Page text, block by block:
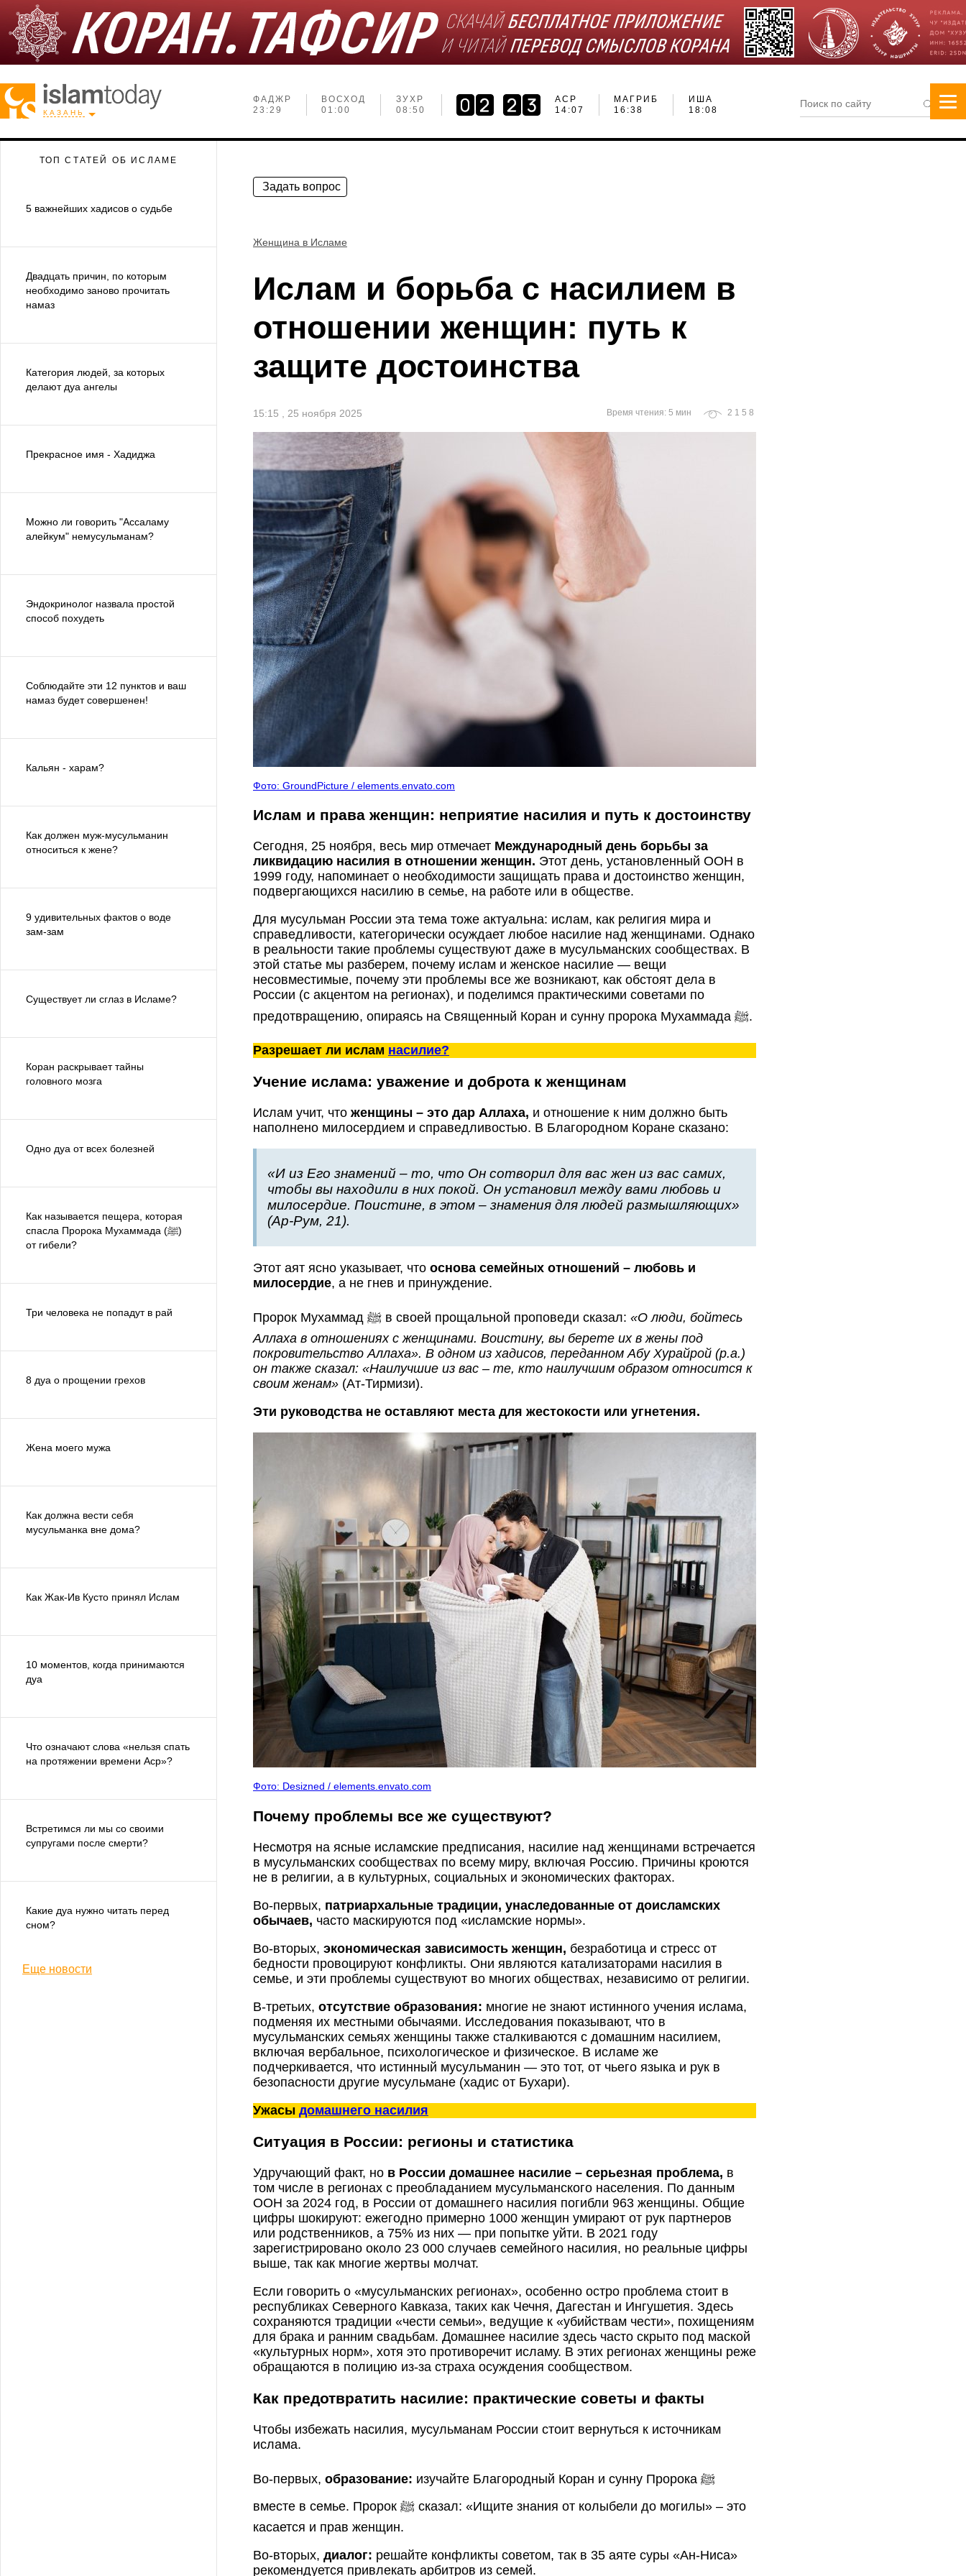
КАЗАНЬ
ФАДЖР
23:29
ВОСХОД
01:00
ЗУХР
08:50
АСР
14:07
МАГРИБ
16:38
ИША
18:08
ТОП СТАТЕЙ ОБ ИСЛАМЕ
5 важнейших хадисов о судьбе
Двадцать причин, по которым
необходимо заново прочитать
намаз
Категория людей, за которых
делают дуа ангелы
Прекрасное имя - Хадиджа
Можно ли говорить "Ассаламу
алейкум" немусульманам?
Эндокринолог назвала простой
способ похудеть
Соблюдайте эти 12 пунктов и ваш
намаз будет совершенен!
Кальян - харам?
Как должен муж-мусульманин
относиться к жене?
9 удивительных фактов о воде
зам-зам
Существует ли сглаз в Исламе?
Коран раскрывает тайны
головного мозга
Одно дуа от всех болезней
Как называется пещера, которая
спасла Пророка Мухаммада (ﷺ)
от гибели?
Три человека не попадут в рай
8 дуа о прощении грехов
Жена моего мужа
Как должна вести себя
мусульманка вне дома?
Как Жак-Ив Кусто принял Ислам
10 моментов, когда принимаются
дуа
Что означают слова «нельзя спать
на протяжении времени Аср»?
Встретимся ли мы со своими
супругами после смерти?
Какие дуа нужно читать перед
сном?
Еще новости
Задать вопрос
Женщина в Исламе
Ислам и борьба с насилием в
отношении женщин: путь к
защите достоинства
15:15 , 25 ноября 2025 Время чтения: 5 мин 2158
Фото: GroundPicture / elements.envato.com
Ислам и права женщин: неприятие насилия и путь к достоинству
Сегодня, 25 ноября, весь мир отмечает Международный день борьбы за
ликвидацию насилия в отношении женщин. Этот день, установленный ООН в
1999 году, напоминает о необходимости защищать права и достоинство женщин,
подвергающихся насилию в семье, на работе или в обществе.
Для мусульман России эта тема тоже актуальна: ислам, как религия мира и
справедливости, категорически осуждает любое насилие над женщинами. Однако
в реальности такие проблемы существуют даже в мусульманских сообществах. В
этой статье мы разберем, почему ислам и женское насилие — вещи
несовместимые, почему эти проблемы все же возникают, как обстоят дела в
России (с акцентом на регионах), и поделимся практическими советами по
предотвращению, опираясь на Священный Коран и сунну пророка Мухаммада ﷺ.
Разрешает ли ислам насилие?
Учение ислама: уважение и доброта к женщинам
Ислам учит, что женщины – это дар Аллаха, и отношение к ним должно быть
наполнено милосердием и справедливостью. В Благородном Коране сказано:
«И из Его знамений – то, что Он сотворил для вас жен из вас самих,
чтобы вы находили в них покой. Он установил между вами любовь и
милосердие. Поистине, в этом – знамения для людей размышляющих»
(Ар-Рум, 21).
Этот аят ясно указывает, что основа семейных отношений – любовь и
милосердие, а не гнев и принуждение.
Пророк Мухаммад ﷺ в своей прощальной проповеди сказал: «O люди, бойтесь
Аллаха в отношениях с женщинами. Воистину, вы берете их в жены под
покровительство Аллаха». В одном из хадисов, переданном Абу Хурайрой (р.а.)
он также сказал: «Наилучшие из вас – те, кто наилучшим образом относится к
своим женам» (Ат-Тирмизи).
Эти руководства не оставляют места для жестокости или угнетения.
Фото: Desizned / elements.envato.com
Почему проблемы все же существуют?
Несмотря на ясные исламские предписания, насилие над женщинами встречается
в мусульманских сообществах по всему миру, включая Россию. Причины кроются
не в религии, а в культурных, социальных и экономических факторах.
Во-первых, патриархальные традиции, унаследованные от доисламских
обычаев, часто маскируются под «исламские нормы».
Во-вторых, экономическая зависимость женщин, безработица и стресс от
бедности провоцируют конфликты. Они являются катализаторами насилия в
семье, и эти проблемы существуют во многих обществах, независимо от религии.
В-третьих, отсутствие образования: многие не знают истинного учения ислама,
подменяя их местными обычаями. Исследования показывают, что в
мусульманских семьях женщины также сталкиваются с домашним насилием,
включая вербальное, психологическое и физическое. В исламе же
подчеркивается, что истинный мусульманин — это тот, от чьего языка и рук в
безопасности другие мусульмане (хадис от Бухари).
Ужасы домашнего насилия
Ситуация в России: регионы и статистика
Удручающий факт, но в России домашнее насилие – серьезная проблема, в
том числе в регионах с преобладанием мусульманского населения. По данным
ООН за 2024 год, в России от домашнего насилия погибли 963 женщины. Общие
цифры шокируют: ежегодно примерно 1000 женщин умирают от рук партнеров
или родственников, а 75% из них — при попытке уйти. В 2021 году
зарегистрировано около 23 000 случаев семейного насилия, но реальные цифры
выше, так как многие жертвы молчат.
Если говорить о «мусульманских регионах», особенно остро проблема стоит в
республиках Северного Кавказа, таких как Чечня, Дагестан и Ингушетия. Здесь
сохраняются традиции «чести семьи», ведущие к «убийствам чести», похищениям
для брака и ранним свадьбам. Домашнее насилие здесь часто скрыто под маской
«культурных норм», хотя это противоречит исламу. В этих регионах женщины реже
обращаются в полицию из-за страха осуждения сообществом.
Как предотвратить насилие: практические советы и факты
Чтобы избежать насилия, мусульманам России стоит вернуться к источникам
ислама.
Во-первых, образование: изучайте Благородный Коран и сунну Пророка ﷺ
вместе в семье. Пророк ﷺ сказал: «Ищите знания от колыбели до могилы» – это
касается и прав женщин.
Во-вторых, диалог: решайте конфликты советом, так в 35 аяте суры «Ан-Ниса»
рекомендуется привлекать арбитров из семей.